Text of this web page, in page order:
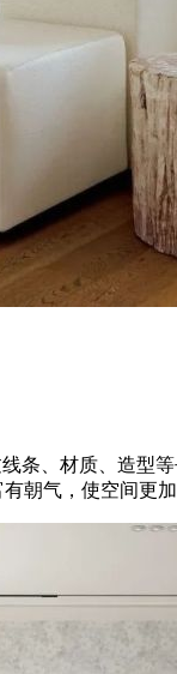
条、材质、造型
朝气，使空间更